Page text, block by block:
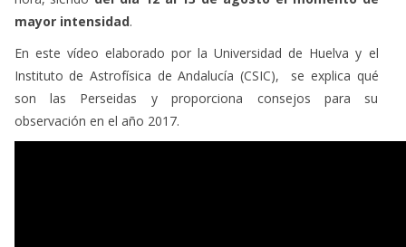
mayor intensidad
Instituto de Astrofísica de Andalucía (CSIC), se explica qué
son las Perseidas y proporciona consejos para su
observación en el año 2017.